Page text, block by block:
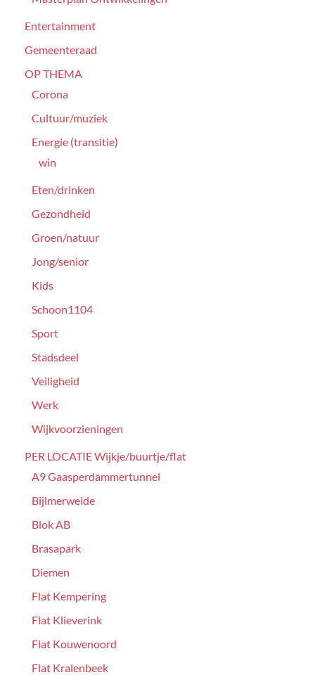
Entertainment
Gemeenteraad
OP THEMA
Corona
Cultuur/muziek
Energie (transitie)
win
Eten/drinken
Gezondheid
Groen/natuur
Jong/senior
Kids
Schoon1104
Sport
Stadsdeel
Veiligheid
Werk
Wijkvoorzieningen
PER LOCATIE Wijkje/buurtje/flat
A9 Gaasperdammertunnel
Bijlmerweide
Blok AB
Brasapark
Diemen
Flat Kempering
Flat Klieverink
Flat Kouwenoord
Flat Kralenbeek